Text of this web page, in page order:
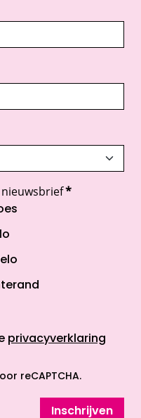
*
privacyverklaring
reCAPTCHA.
Inschrijven